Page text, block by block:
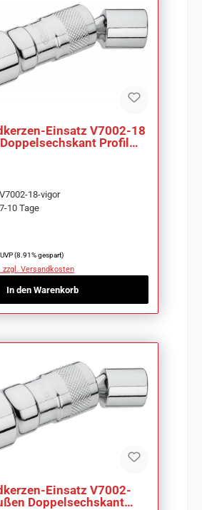
Einsatz V7002-18
Profil
18-vigor
10 Tage
Preis:
UVP (8.91% gespart)
Versandkosten
In den Warenkorb
Einsatz V7002-
Doppelsechskant